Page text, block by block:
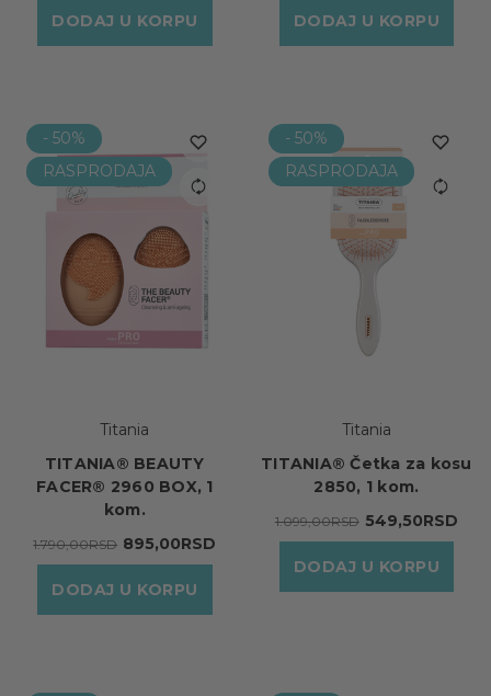
DODAJ U KORPU DODAJ U KORPU
- 50%
RASPRODAJA
Titania
TITANIA® BEAUTY
FACER® 2960 BOX, 1
kom.
1.790,00RSD 895,00RSD
DODAJ U KORPU
- 50%
RASPRODAJA
Titania
TITANIA® Četka za kosu
2850, 1 kom.
1.099,00RSD 549,50RSD
DODAJ U KORPU